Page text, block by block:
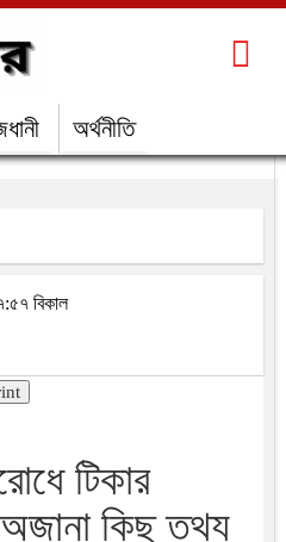
অর্থনীতি
বিকাল
টিকার
কিছু তথ্য